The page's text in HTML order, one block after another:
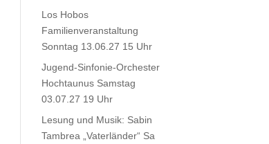
Los Hobos
Familienveranstaltung
Sonntag 13.06.27 15 Uhr
Jugend-Sinfonie-Orchester
Hochtaunus Samstag
03.07.27 19 Uhr
Lesung und Musik: Sabin
Tambrea „Vaterländer“ Sa